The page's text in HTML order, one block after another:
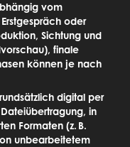
vom
oder
Sichtung und
finale
können je nach
digital per
in
Formaten (z. B.
unbearbeitetem